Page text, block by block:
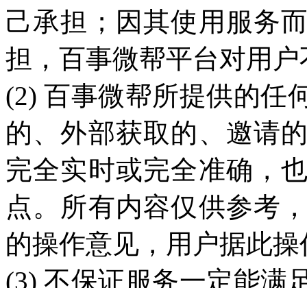
己承担；因其使用服务
担，百事微帮平台对用
(2) 百事微帮所提供的任
的、外部获取的、邀请
完全实时或完全准确，
点。所有内容仅供参考
的操作意见，用户据此
(3) 不保证服务一定能满